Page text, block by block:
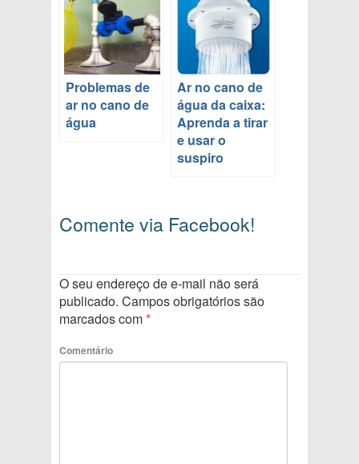
Problemas de
ar no cano de
água
Ar no cano de
água da caixa:
Aprenda a tirar
e usar o
suspiro
Comente via Facebook!
O seu endereço de e-mail não será
publicado. Campos obrigatórios são
marcados com*
Comentário